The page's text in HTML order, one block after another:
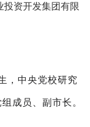
投资开发集团有限
，中央党校研究
成员、副市长。